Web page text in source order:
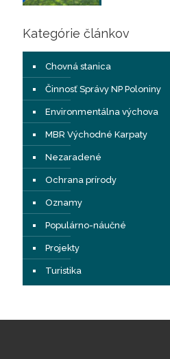
Kategórie článkov
Chovná stanica
Činnosť Správy NP Poloniny
Environmentálna výchova
MBR Východné Karpaty
Nezaradené
Ochrana prírody
Oznamy
Populárno-náučné
Projekty
Turistika